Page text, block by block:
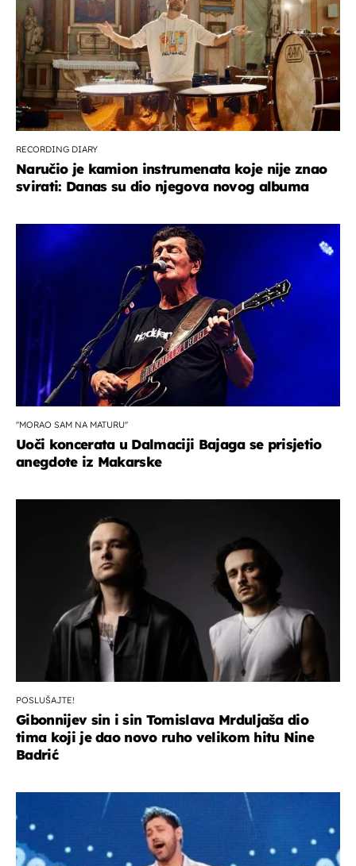
RECORDING DIARY
Naručio je kamion instrumenata koje nije znao
svirati: Danas su dio njegova novog albuma
''MORAO SAM NA MATURU''
Uoči koncerata u Dalmaciji Bajaga se prisjetio
anegdote iz Makarske
POSLUŠAJTE!
Gibonnijev sin i sin Tomislava Mrduljaša dio
tima koji je dao novo ruho velikom hitu Nine
Badrić